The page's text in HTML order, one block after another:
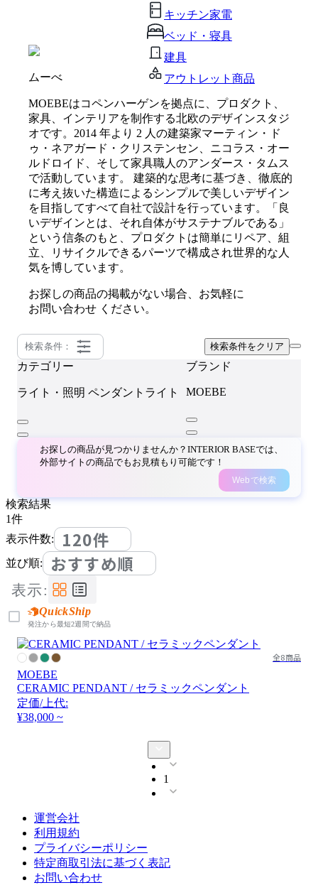
キッチン家電
ベッド・寝具
建具
アウトレット商品
ムーべ
MOEBEはコペンハーゲンを拠点に、プロダクト、
家具、インテリアを制作する北欧のデザインスタジ
オです。2014 年より 2 人の建築家マーティン・ド
ゥ・ネアガード・クリステンセン、ニコラス・オー
ルドロイド、そして家具職人のアンダース・タムス
で活動しています。 建築的な思考に基づき、徹底的
に考え抜いた構造によるシンプルで美しいデザイン
を目指してすべて自社で設計を行っています。「良
いデザインとは、それ自体がサステナブルである」
という信条のもと、プロダクトは簡単にリペア、組
立、リサイクルできるパーツで構成され世界的な人
気を博しています。
お探しの商品の掲載がない場合、お気軽に
お問い合わせ ください。
検索条件： 検索条件をクリア
カテゴリー
ライト・照明 ペンダントライト
ブランド
MOEBE
お探しの商品が見つかりませんか？INTERIOR BASEでは、
外部サイトの商品でもお見積もり可能です！
Webで検索
検索結果
1件
表示件数:
120件
並び順: おすすめ順
表示:
QuickShip
発注から最短2週間で納品
全8商品
MOEBE
CERAMIC PENDANT / セラミックペンダント
定価/上代:
¥38,000 ~
1
運営会社
利用規約
プライバシーポリシー
特定商取引法に基づく表記
お問い合わせ